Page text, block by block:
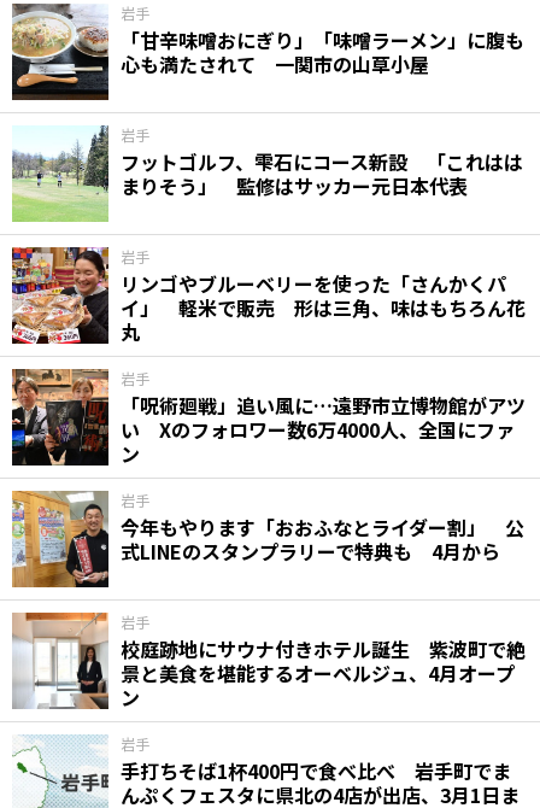
岩手
「甘辛味噌おにぎり」「味噌ラーメン」に腹も
心も満たされて 一関市の山草小屋
岩手
フットゴルフ、雫石にコース新設 「これはは
まりそう」 監修はサッカー元日本代表
岩手
リンゴやブルーベリーを使った「さんかくパ
イ」 軽米で販売 形は三角、味はもちろん花
丸
岩手
「呪術廻戦」追い風に…遠野市立博物館がアツ
い Xのフォロワー数6万4000人、全国にファ
ン
岩手
今年もやります「おおふなとライダー割」 公
式LINEのスタンプラリーで特典も 4月から
岩手
校庭跡地にサウナ付きホテル誕生 紫波町で絶
景と美食を堪能するオーベルジュ、4月オープ
ン
岩手
手打ちそば1杯400円で食べ比べ 岩手町でま
んぷくフェスタに県北の4店が出店、3月1日ま
癒す一覧
温泉
自然
宿泊
青森県
岩手県
秋田県